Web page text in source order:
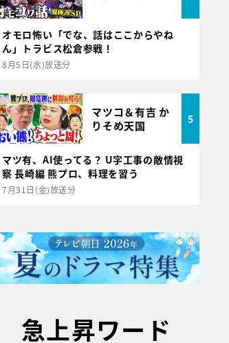
オモロ怖い「でな、話はここからやね
ん」トラビス松倉参戦！
8月5日(水)放送分
マツコ＆有吉 か
りそめ天国
5
マツ有、AI使ってる？ U字工事の敵情視
察 長崎編 熊プロ、料理を習う
7月31日(金)放送分
急上昇ワード